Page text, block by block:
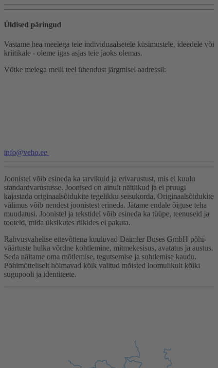
Üldised päringud
Vastame hea meelega teie individuaalsetele küsimustele, ideedele või
kriitikale - oleme igas asjas teie jaoks olemas.
Võtke meiega meili teel ühendust järgmisel aadressil:
info@veho.ee
Joonistel võib esineda ka tarvikuid ja erivarustust, mis ei kuulu
standardvarustusse. Joonised on ainult näitlikud ja ei pruugi
kajastada originaalsõidukite tegelikku seisukorda. Originaalsõidukite
välimus võib nendest joonistest erineda. Jätame endale õiguse teha
muudatusi. Joonistel ja tekstidel võib esineda ka tüüpe, teenuseid ja
tooteid, mida üksikutes riikides ei pakuta.
Rahvusvahelise ettevõttena kuuluvad Daimler Buses GmbH põhi­
väärtuste hulka võrdne kohtlemine, mitmekesisus, avatatus ja austus.
Seda näitame oma mõtlemise, tegutsemise ja suhtlemise kaudu.
Põhimõtteliselt hõlmavad kõik valitud mõisted loomulikult kõiki
sugupooli ja identiteete.